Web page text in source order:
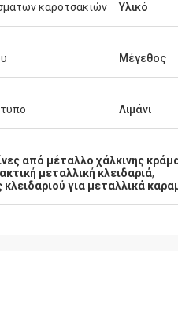
καροτσακιών Υλικό
Μέγεθος
Λιμάνι
από μέταλλο χάλκινης
μεταλλική κλειδαριά,
για μεταλλικά